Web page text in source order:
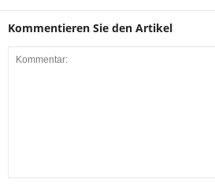
Kommentieren Sie den Artikel